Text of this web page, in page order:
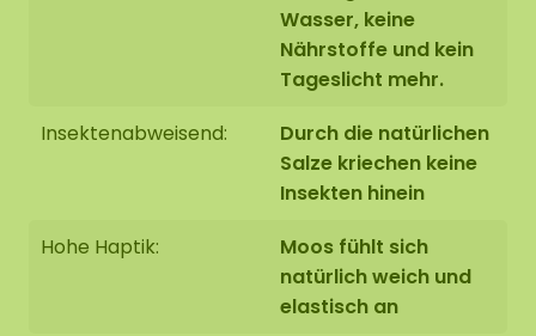
10 Holzquadrate 40 cm, mit Randverarbeitung
(Hinweis: Ohne Aufhängehaken oder
Schützt die Tischoberfläche mit Zeitung oder
einer alten Tischdecke.
Wasser, keine
Nährstoffe und kein
Tageslicht mehr.
Insektenabweisend:
Durch die natürlichen
Salze kriechen keine
Insekten hinein
Hohe Haptik:
Moos fühlt sich
natürlich weich und
elastisch an